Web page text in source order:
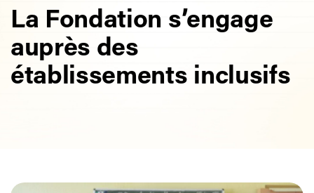
La Fondation s’engage
auprès des
établissements inclusifs